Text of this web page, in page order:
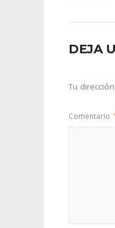
DEJA
Tu
Comentario